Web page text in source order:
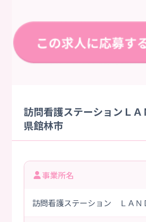
訪問看護ステーションＬ
県館林市
事業所名
訪問看護ステーション ＬＡＮ